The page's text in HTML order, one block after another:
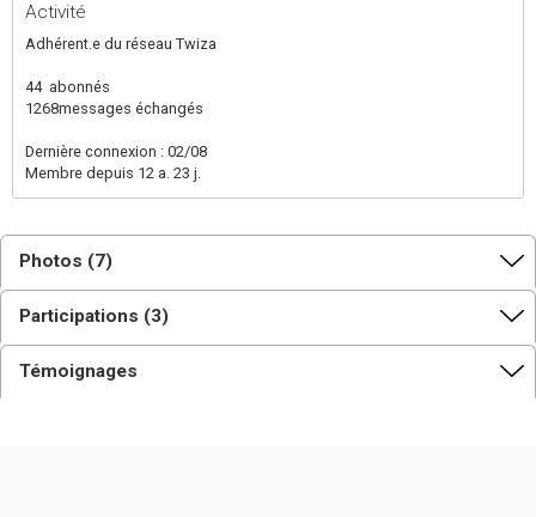
Activité
Adhérent.e du réseau Twiza
44 abonnés
1268messages échangés
Dernière connexion : 02/08
Membre depuis 12 a. 23 j.
Photos (7)
Participations (3)
Témoignages